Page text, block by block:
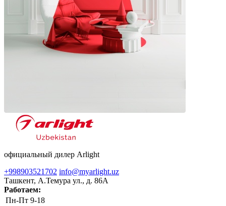
официальный дилер Arlight
+998903521702 info@myarlight.uz
Ташкент, А.Темура ул., д. 86А
Работаем:
Пн-Пт 9-18